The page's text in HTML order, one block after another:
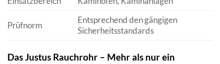
Prüfnorm
Entsprechend den gängigen
Sicherheitsstandards
Das Justus Rauchrohr – Mehr als nur ein